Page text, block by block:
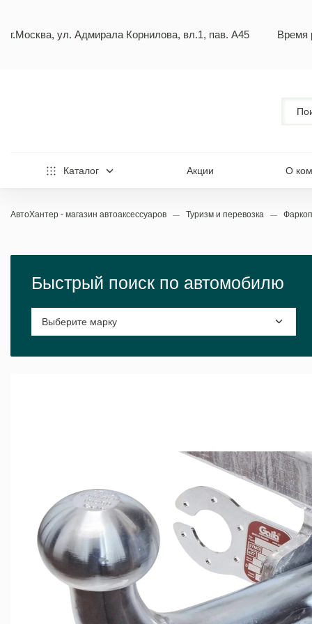
г.Москва, ул. Адмирала Корнилова, вл.1, пав. А45 Время
Каталог Акции О
АвтоХантер - магазин автоаксессуаров Туризм и перевозка
Быстрый поиск по автомобилю